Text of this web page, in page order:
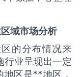
域市场分析
的分布情况来
行业呈现出一定
地区是**地区，